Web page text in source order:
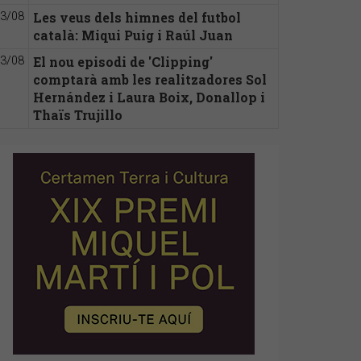
08
Les veus dels himnes del futbol
català: Miqui Puig i Raúl Juan
08
El nou episodi de 'Clipping'
comptarà amb les realitzadores Sol
Hernández i Laura Boix, Donallop i
Thaïs Trujillo